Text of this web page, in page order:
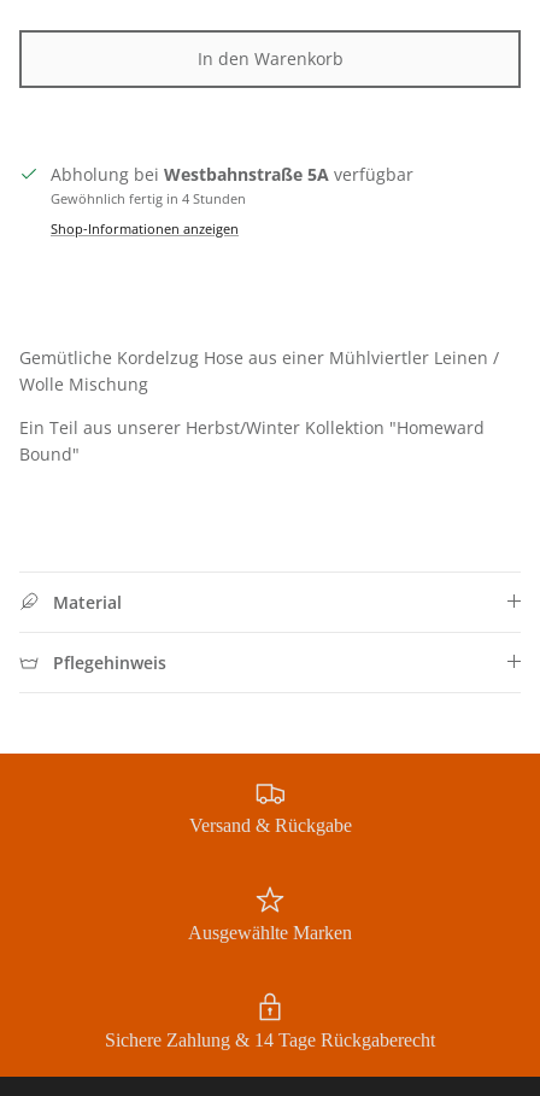
In den Warenkorb
Abholung bei Westbahnstraße 5A verfügbar
Gewöhnlich fertig in 4 Stunden
Shop-Informationen anzeigen
Gemütliche Kordelzug Hose aus einer Mühlviertler Leinen /
Wolle Mischung
Ein Teil aus unserer Herbst/Winter Kollektion "Homeward
Bound"
Material
Pflegehinweis
Versand & Rückgabe
Ausgewählte Marken
Sichere Zahlung & 14 Tage Rückgaberecht